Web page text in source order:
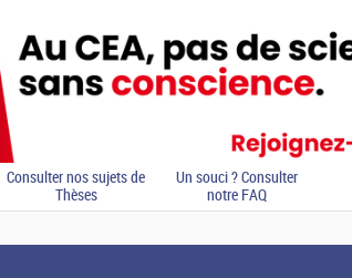
Consulter nos sujets de
Thèses
Un souci ? Consulter
notre FAQ